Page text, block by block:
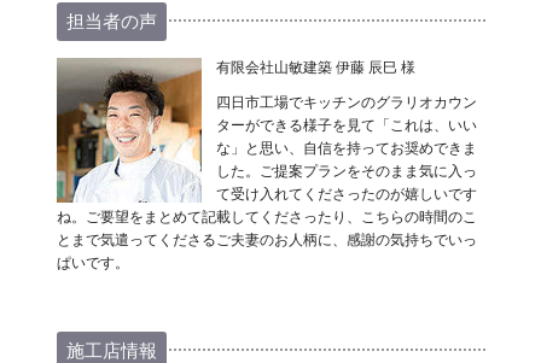
担当者の声
有限会社山敏建築 伊藤 辰巳 様
四日市工場でキッチンのグラリオカウン
ターができる様子を見て「これは、いい
な」と思い、自信を持ってお奨めできま
した。ご提案プランをそのまま気に入っ
て受け入れてくださったのが嬉しいです
ね。ご要望をまとめて記載してくださったり、こちらの時間のこ
とまで気遣ってくださるご夫妻のお人柄に、感謝の気持ちでいっ
ぱいです。
施工店情報